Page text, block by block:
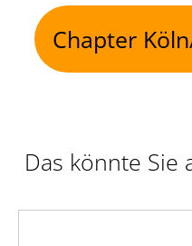
Chapter
Das könnte Sie